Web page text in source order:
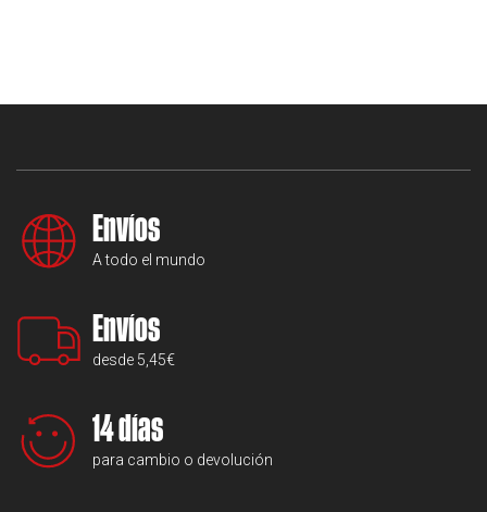
Envíos
A todo el mundo
Envíos
desde 5,45€
14 días
para cambio o devolución